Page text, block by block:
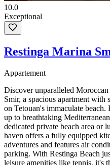
10.0
Exceptional
Restinga Marina
Appartement
Discover unparalleled
Smir, a spacious apartment
on Tetouan's immaculate
up to breathtaking
dedicated private beach area or
haven offers a fully equipped
adventures and features air
parking. With Restinga Beach
leisure amenities like tennis, it's